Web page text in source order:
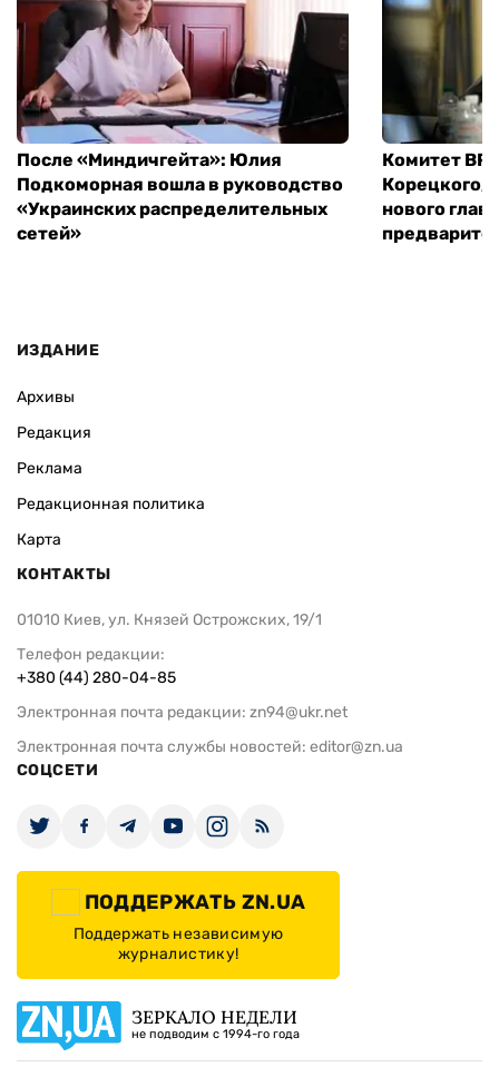
После «Миндичгейта»: Юлия
Подкоморная вошла в руководство
«Украинских распределительных
сетей»
Комитет ВР
Корецкого,
нового
ИЗДАНИЕ
Архивы
Редакция
Реклама
Редакционная политика
Карта
КОНТАКТЫ
01010 Киев, ул. Князей Острожских, 19/1
Телефон редакции:
+380 (44) 280-04-85
Электронная почта редакции: zn94@ukr.net
Электронная почта службы новостей: editor@zn.ua
СОЦСЕТИ
ПОДДЕРЖАТЬ ZN.UA
Поддержать независимую
журналистику!
ЗЕРКАЛО НЕДЕЛИ
не подводим с 1994-го года